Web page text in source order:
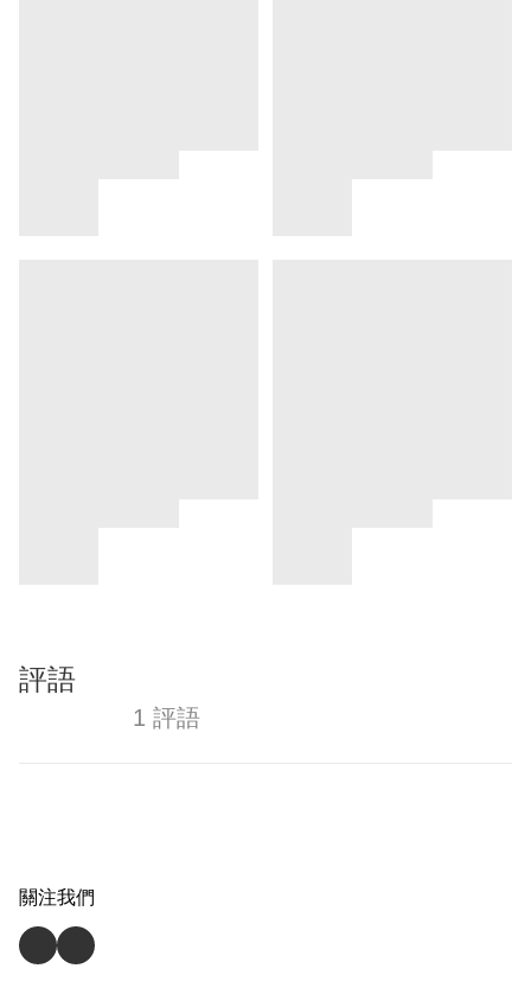
評語
1 評語
關注我們